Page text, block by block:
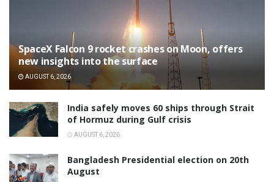
SpaceX Falcon 9 rocket crashes on Moon, offers
new insights into the surface
AUGUST 6, 2026
India safely moves 60 ships through Strait
of Hormuz during Gulf crisis
AUGUST 6, 2026
Bangladesh Presidential election on 20th
August